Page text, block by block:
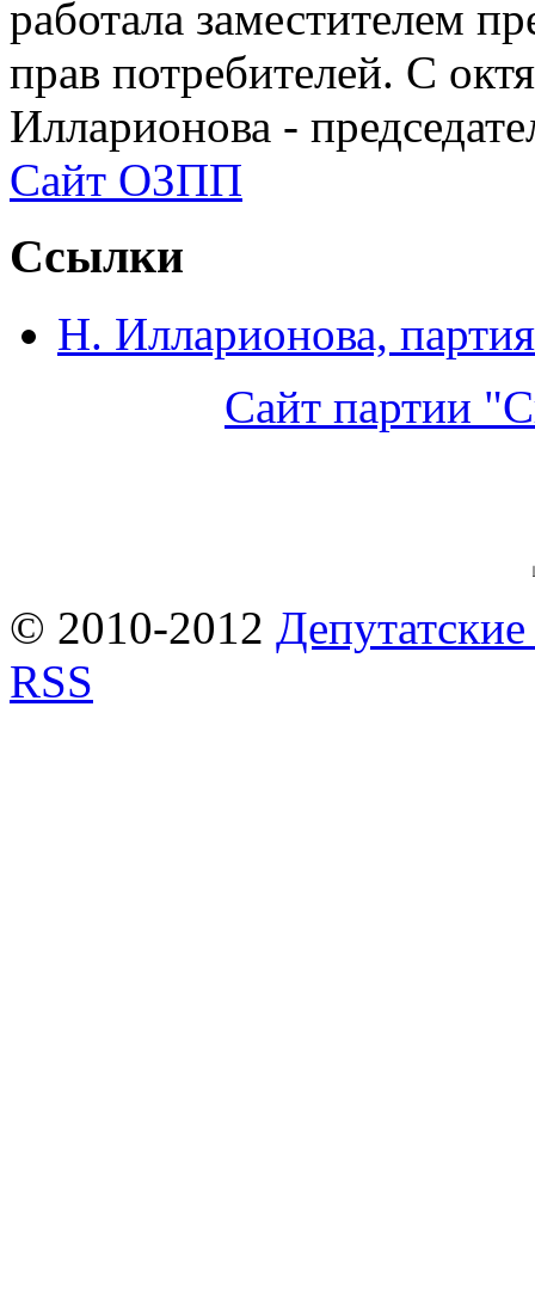
работала заместителем
прав потребителей. С
Илларионова -
Сайт ОЗПП
Ссылки
Н. Илларионова,
Сайт партии
© 2010-2012
RSS